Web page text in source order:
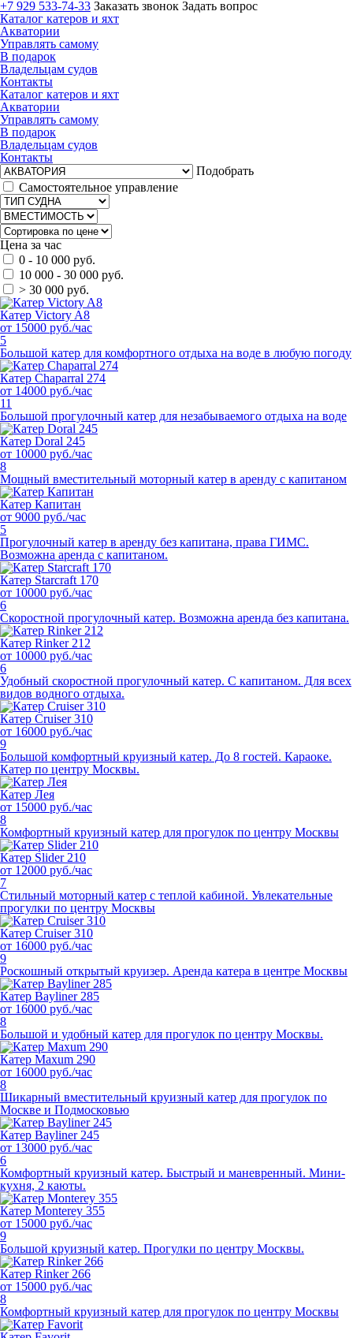
+7 929 533-74-33 Заказать звонок Задать вопрос
Каталог катеров и яхт
Акватории
Управлять самому
В подарок
Владельцам судов
Контакты
Каталог катеров и яхт
Акватории
Управлять самому
В подарок
Владельцам судов
Контакты
Подобрать
Самостоятельное управление
Цена за час
0 - 10 000 руб.
10 000 - 30 000 руб.
> 30 000 руб.
Катер Victory A8
от 15000 руб./час
5
Большой катер для комфортного отдыха на воде в любую погоду
Катер Chaparral 274
от 14000 руб./час
11
Большой прогулочный катер для незабываемого отдыха на воде
Катер Doral 245
от 10000 руб./час
8
Мощный вместительный моторный катер в аренду с капитаном
Катер Капитан
от 9000 руб./час
5
Прогулочный катер в аренду без капитана, права ГИМС.
Возможна аренда с капитаном.
Катер Starcraft 170
от 10000 руб./час
6
Скоростной прогулочный катер. Возможна аренда без капитана.
Катер Rinker 212
от 10000 руб./час
6
Удобный скоростной прогулочный катер. С капитаном. Для всех
видов водного отдыха.
Катер Cruiser 310
от 16000 руб./час
9
Большой комфортный круизный катер. До 8 гостей. Караоке.
Катер по центру Москвы.
Катер Лея
от 15000 руб./час
8
Комфортный круизный катер для прогулок по центру Москвы
Катер Slider 210
от 12000 руб./час
7
Стильный моторный катер с теплой кабиной. Увлекательные
прогулки по центру Москвы
Катер Cruiser 310
от 16000 руб./час
9
Роскошный открытый круизер. Аренда катера в центре Москвы
Катер Bayliner 285
от 16000 руб./час
8
Большой и удобный катер для прогулок по центру Москвы.
Катер Maxum 290
от 16000 руб./час
8
Шикарный вместительный круизный катер для прогулок по
Москве и Подмосковью
Катер Bayliner 245
от 13000 руб./час
6
Комфортный круизный катер. Быстрый и маневренный. Мини-
кухня, 2 каюты.
Катер Monterey 355
от 15000 руб./час
9
Большой круизный катер. Прогулки по центру Москвы.
Катер Rinker 266
от 15000 руб./час
8
Комфортный круизный катер для прогулок по центру Москвы